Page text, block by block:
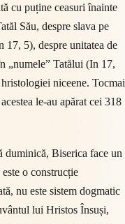
cu puține ceasuri înainte
Său, despre slava pe
17, 5), despre unitatea de
„numele” Tatălui (In 17,
niceene. Tocmai
le-au apărat cei 318
duminică, Biserica face un
o construcție
nu este sistem dogmatic
lui Hristos Însuși,